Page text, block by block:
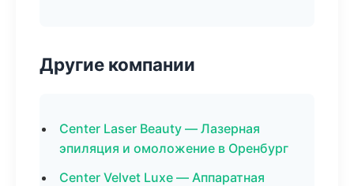
Другие компании
Center Laser Beauty — Лазерная
эпиляция и омоложение в Оренбург
Center Velvet Luxe — Аппаратная